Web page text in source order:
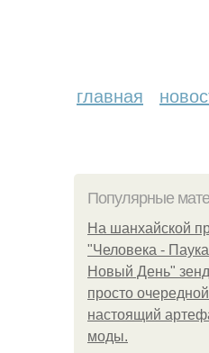
главная
Популярные
На шанхайской
"Человека -
Новый День"
просто
настоящий
моды.